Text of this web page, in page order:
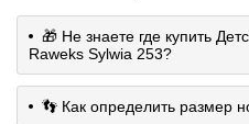
🎁 Не знаете где купить
Raweks Sylwia 253?
👣 Как определить размер